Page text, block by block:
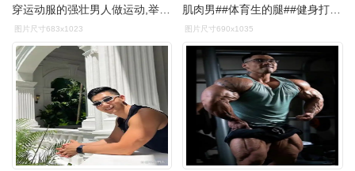
穿运动服的强壮男人做运动,举重.
图片尺寸683x1023
肌肉男##体育生的腿##健身打卡##运动健身##健身男理想身材摄影
图片尺寸690x1035